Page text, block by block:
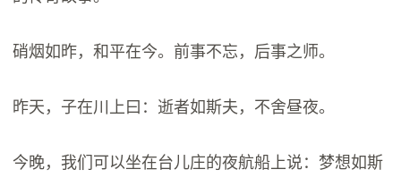
硝烟如昨，和平在今。前事不忘，后事之师。
昨天，子在川上曰：逝者如斯夫，不舍昼夜。
今晚，我们可以坐在台儿庄的夜航船上说：梦想如斯